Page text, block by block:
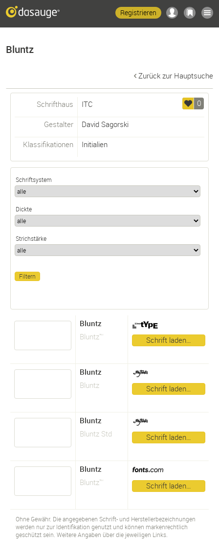
Registrieren
Bluntz
Zurück zur Hauptsuche
0
Schrifthaus ITC
Gestalter David Sagorski
Klassifikationen Initialien
Schriftsystem
Dickte
Strichstärke
Bluntz
Bluntz™
Schrift laden…
Bluntz
Bluntz
Schrift laden…
Bluntz
Bluntz Std
Schrift laden…
Bluntz
Bluntz™
Schrift laden…
Ohne Gewähr. Die angegebenen Schrift- und Herstellerbezeichnungen
werden nur zur Identifikation genutzt und können markenrechtlich
geschützt sein. Weitere Angaben über die jeweiligen Links.